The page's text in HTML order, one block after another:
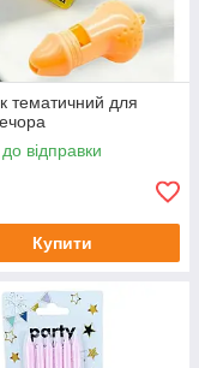
тематичний для
відправки
Купити